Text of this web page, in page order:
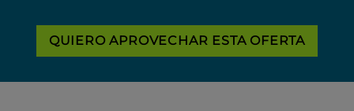
QUIERO APROVECHAR ESTA OFERTA